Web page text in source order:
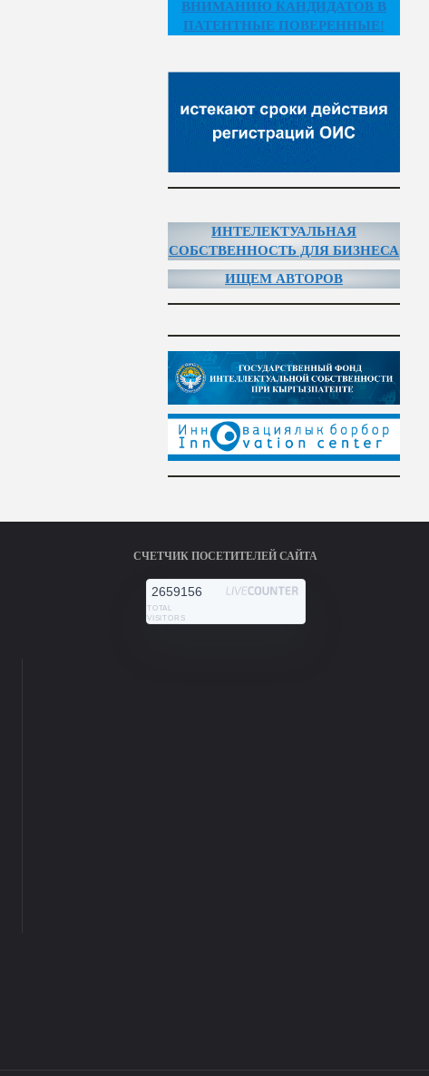
ВНИМАНИЮ КАНДИДАТОВ В
ПАТЕНТНЫЕ ПОВЕРЕННЫЕ!
ИНТЕЛЕКТУАЛЬНАЯ
СОБСТВЕННОСТЬ ДЛЯ БИЗНЕСА
ИЩЕМ АВТОРОВ
СЧЕТЧИК ПОСЕТИТЕЛЕЙ САЙТА
2659156
TOTAL
VISITORS